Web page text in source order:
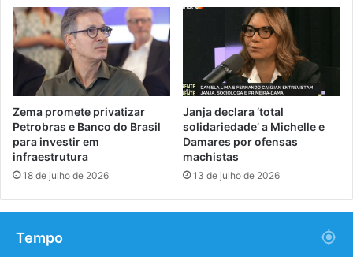
Zema promete privatizar
Petrobras e Banco do Brasil
para investir em
infraestrutura
18 de julho de 2026
Janja declara ‘total
solidariedade’ a Michelle e
Damares por ofensas
machistas
13 de julho de 2026
Tempo